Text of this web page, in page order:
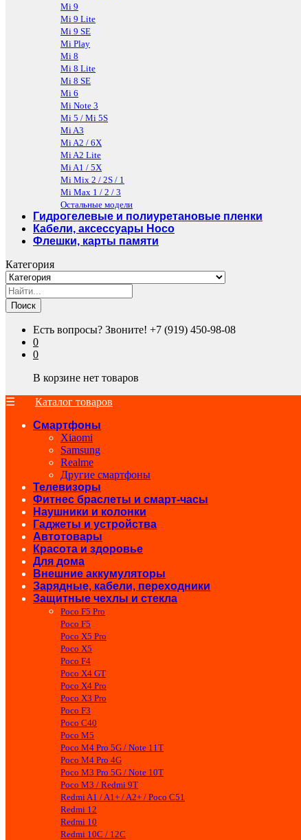
Mi 9
Mi 9 Lite
Mi 9 SE
Mi Play
Mi 8
Mi 8 Lite
Mi 8 SE
Mi 6
Mi Note 3
Mi 5 / Mi 5S
Mi A3
Mi A2 / 6X
Mi A2 Lite
Mi A1 / 5X
Mi Mix 2 / 2S / 1
Mi Max 1 / 2 / 3
Остальные модели
Гидрогелевые и полиуретановые пленки
Кабели, аксессуары Hoco
Флешки, карты памяти
Категория
Поиск
Есть вопросы? Звоните! +7 (919) 450-98-08
0
0
В корзине нет товаров
Каталог товаров
Смартфоны
Xiaomi
Samsung
Realme
Другие смартфоны
Телевизоры
Фитнес браслеты и смарт-часы
Наушники и колонки
Гаджеты и устройства
Автотовары
Красота и здоровье
Для дома
Внешние аккумуляторы
Зарядные, кабели, переходники
Защитные чехлы и стекла
Poco F5 Pro
Poco F5
Poco X5 Pro
Poco X5
Poco F4
Poco X4 GT
Poco X4 Pro
Poco X3 Pro
Poco F3
Poco C40
Poco M5
Poco M4 Pro 5G / Note 11T
Poco M4 Pro 4G
Poco M3 Pro 5G / Note 10T
Poco M3 / Redmi 9T
Redmi A1 / A1+ / A2+ / Poco C51
Redmi 12
Redmi 10
Redmi 10C / 12C